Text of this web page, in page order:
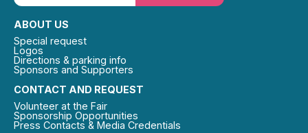
CONTACT AND REQUEST
Volunteer at the Fair
Sponsorship Opportunities
Press Contacts & Media Credentials
ABOUT US
Special request
Logos
Directions & parking info
Sponsors and Supporters